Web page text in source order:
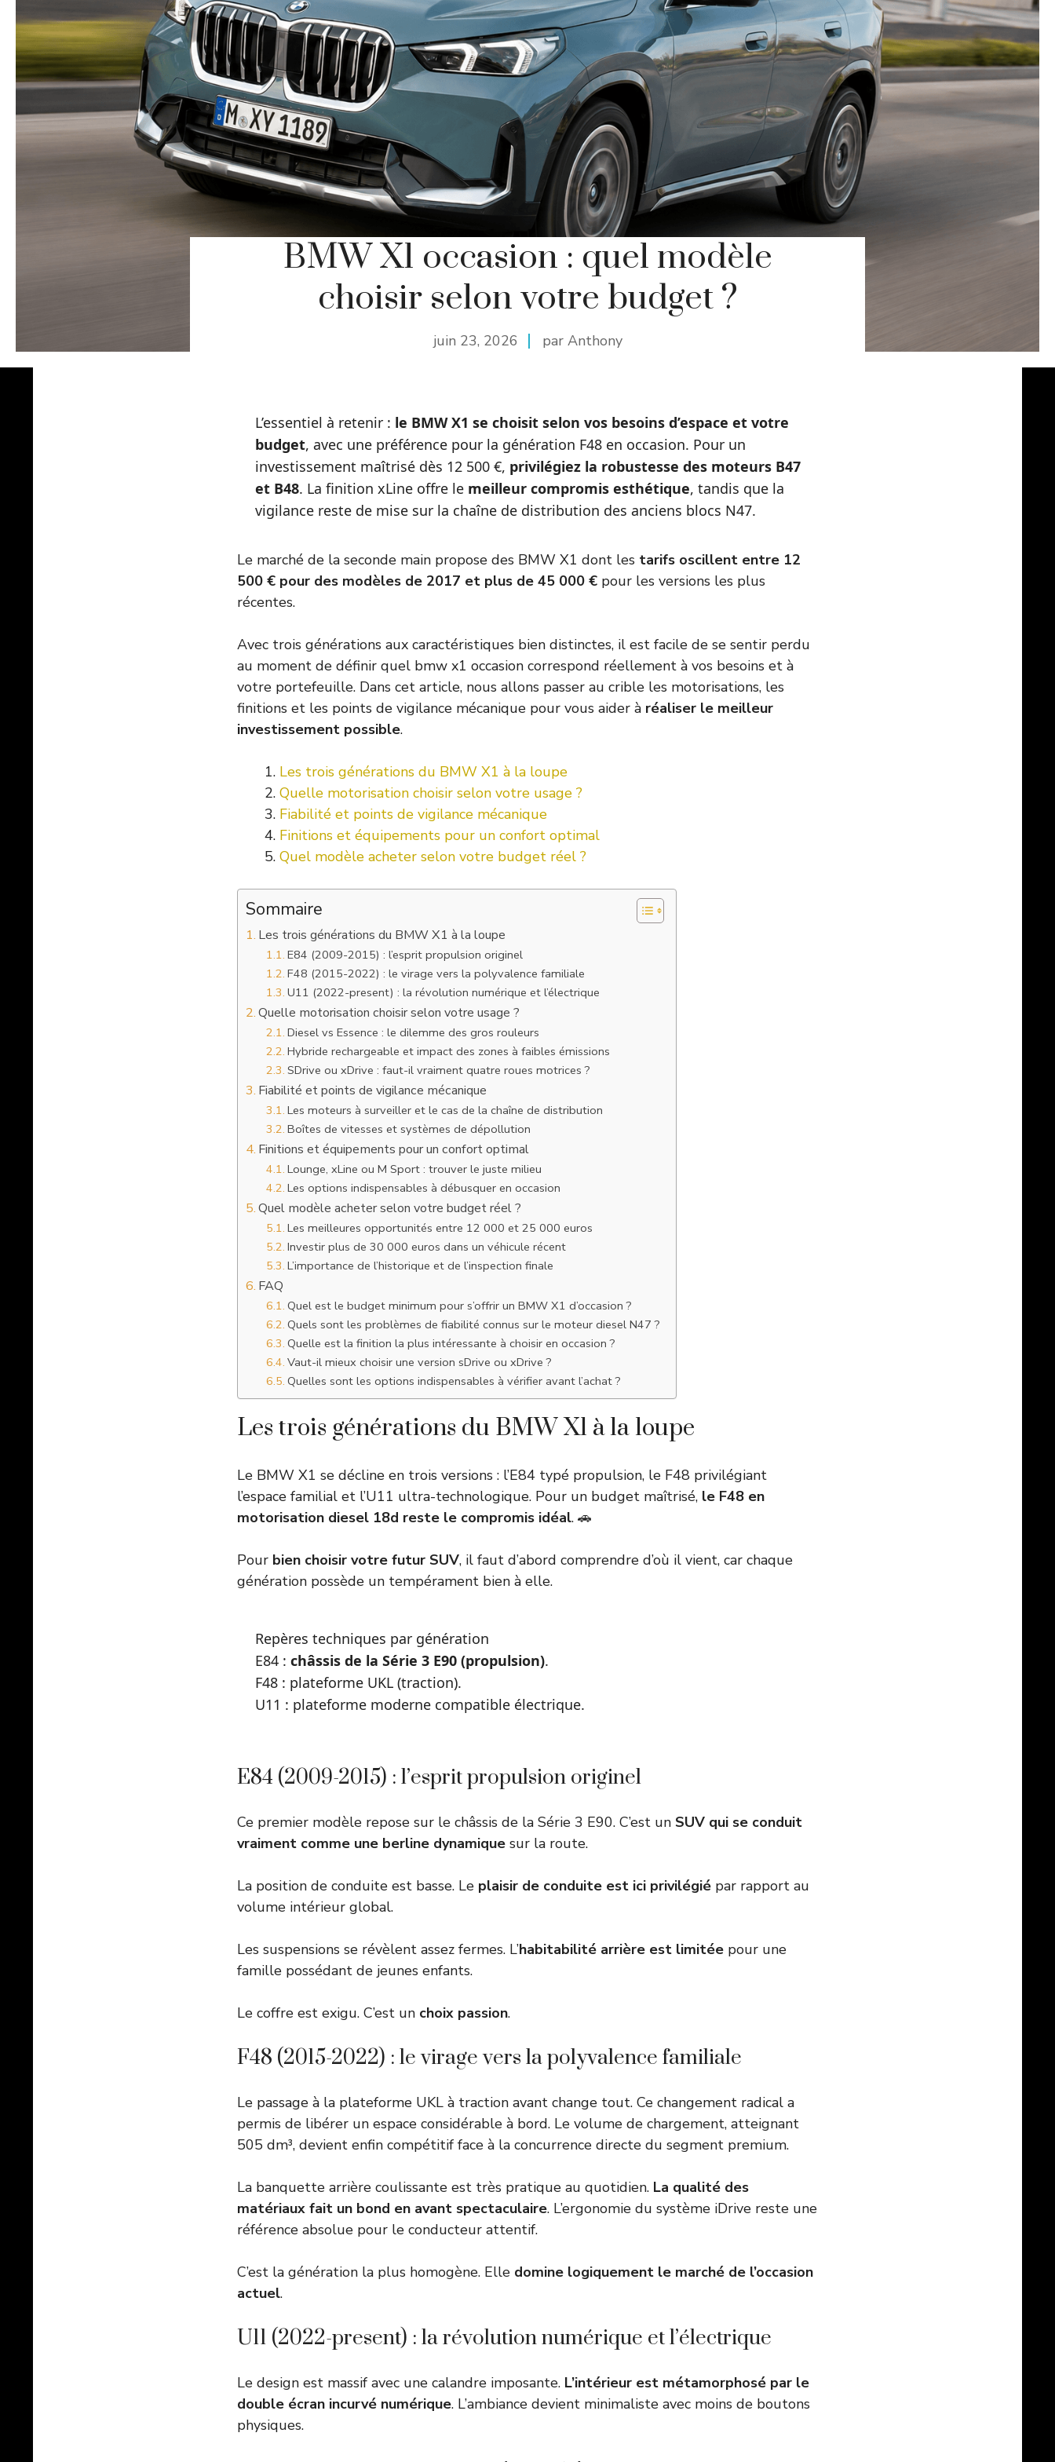
BMW X1 occasion : quel modèle
choisir selon votre budget ?
juin 23, 2026 par Anthony
L’essentiel à retenir : le BMW X1 se choisit selon vos besoins d’espace et votre
budget, avec une préférence pour la génération F48 en occasion. Pour un
investissement maîtrisé dès 12 500 €, privilégiez la robustesse des moteurs B47
et B48. La finition xLine offre le meilleur compromis esthétique, tandis que la
vigilance reste de mise sur la chaîne de distribution des anciens blocs N47.
Le marché de la seconde main propose des BMW X1 dont les tarifs oscillent entre 12
500 € pour des modèles de 2017 et plus de 45 000 € pour les versions les plus
récentes.
Avec trois générations aux caractéristiques bien distinctes, il est facile de se sentir perdu
au moment de définir quel bmw x1 occasion correspond réellement à vos besoins et à
votre portefeuille. Dans cet article, nous allons passer au crible les motorisations, les
finitions et les points de vigilance mécanique pour vous aider à réaliser le meilleur
investissement possible.
Les trois générations du BMW X1 à la loupe
Quelle motorisation choisir selon votre usage ?
Fiabilité et points de vigilance mécanique
Finitions et équipements pour un confort optimal
Quel modèle acheter selon votre budget réel ?
Sommaire
Les trois générations du BMW X1 à la loupe
E84 (2009-2015) : l’esprit propulsion originel
F48 (2015-2022) : le virage vers la polyvalence familiale
U11 (2022-present) : la révolution numérique et l’électrique
Quelle motorisation choisir selon votre usage ?
Diesel vs Essence : le dilemme des gros rouleurs
Hybride rechargeable et impact des zones à faibles émissions
SDrive ou xDrive : faut-il vraiment quatre roues motrices ?
Fiabilité et points de vigilance mécanique
Les moteurs à surveiller et le cas de la chaîne de distribution
Boîtes de vitesses et systèmes de dépollution
Finitions et équipements pour un confort optimal
Lounge, xLine ou M Sport : trouver le juste milieu
Les options indispensables à débusquer en occasion
Quel modèle acheter selon votre budget réel ?
Les meilleures opportunités entre 12 000 et 25 000 euros
Investir plus de 30 000 euros dans un véhicule récent
L’importance de l’historique et de l’inspection finale
FAQ
Quel est le budget minimum pour s’offrir un BMW X1 d’occasion ?
Quels sont les problèmes de fiabilité connus sur le moteur diesel N47 ?
Quelle est la finition la plus intéressante à choisir en occasion ?
Vaut-il mieux choisir une version sDrive ou xDrive ?
Quelles sont les options indispensables à vérifier avant l’achat ?
Les trois générations du BMW X1 à la loupe
Le BMW X1 se décline en trois versions : l’E84 typé propulsion, le F48 privilégiant
l’espace familial et l’U11 ultra-technologique. Pour un budget maîtrisé, le F48 en
motorisation diesel 18d reste le compromis idéal. 🚗
Pour bien choisir votre futur SUV, il faut d’abord comprendre d’où il vient, car chaque
génération possède un tempérament bien à elle.
Repères techniques par génération
E84 : châssis de la Série 3 E90 (propulsion).
F48 : plateforme UKL (traction).
U11 : plateforme moderne compatible électrique.
E84 (2009-2015) : l’esprit propulsion originel
Ce premier modèle repose sur le châssis de la Série 3 E90. C’est un SUV qui se conduit
vraiment comme une berline dynamique sur la route.
La position de conduite est basse. Le plaisir de conduite est ici privilégié par rapport au
volume intérieur global.
Les suspensions se révèlent assez fermes. L’habitabilité arrière est limitée pour une
famille possédant de jeunes enfants.
Le coffre est exigu. C’est un choix passion.
F48 (2015-2022) : le virage vers la polyvalence familiale
Le passage à la plateforme UKL à traction avant change tout. Ce changement radical a
permis de libérer un espace considérable à bord. Le volume de chargement, atteignant
505 dm³, devient enfin compétitif face à la concurrence directe du segment premium.
La banquette arrière coulissante est très pratique au quotidien. La qualité des
matériaux fait un bond en avant spectaculaire. L’ergonomie du système iDrive reste une
référence absolue pour le conducteur attentif.
C’est la génération la plus homogène. Elle domine logiquement le marché de l’occasion
actuel.
U11 (2022-present) : la révolution numérique et l’électrique
Le design est massif avec une calandre imposante. L’intérieur est métamorphosé par le
double écran incurvé numérique. L’ambiance devient minimaliste avec moins de boutons
physiques.